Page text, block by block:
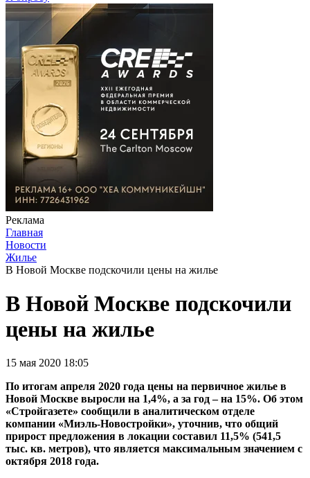
Реклама
Главная
Новости
Жилье
В Новой Москве подскочили цены на жилье
В Новой Москве подскочили
цены на жилье
15 мая 2020 18:05
По итогам апреля 2020 года цены на первичное жилье в
Новой Москве выросли на 1,4%, а за год – на 15%. Об этом
«Стройгазете» сообщили в аналитическом отделе
компании «Миэль-Новостройки», уточнив, что общий
прирост предложения в локации составил 11,5% (541,5
тыс. кв. метров), что является максимальным значением с
октября 2018 года.